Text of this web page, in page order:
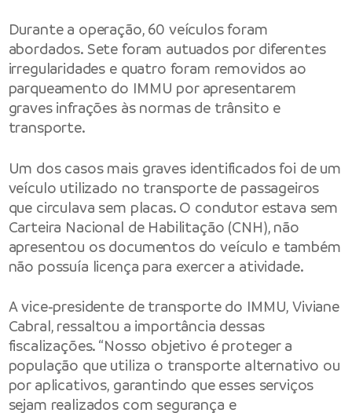
Durante a operação, 60 veículos foram
abordados. Sete foram autuados por diferentes
irregularidades e quatro foram removidos ao
parqueamento do IMMU por apresentarem
graves infrações às normas de trânsito e
transporte.
Um dos casos mais graves identificados foi de um
veículo utilizado no transporte de passageiros
que circulava sem placas. O condutor estava sem
Carteira Nacional de Habilitação (CNH), não
apresentou os documentos do veículo e também
não possuía licença para exercer a atividade.
A vice-presidente de transporte do IMMU, Viviane
Cabral, ressaltou a importância dessas
fiscalizações. “Nosso objetivo é proteger a
população que utiliza o transporte alternativo ou
por aplicativos, garantindo que esses serviços
sejam realizados com segurança e